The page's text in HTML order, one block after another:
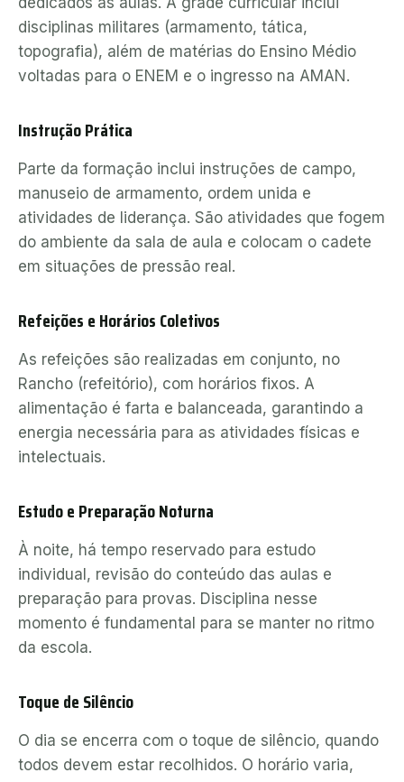
disciplinas militares (armamento, tática,
topografia), além de matérias do Ensino Médio
voltadas para o ENEM e o ingresso na AMAN.
Instrução Prática
Parte da formação inclui instruções de campo,
manuseio de armamento, ordem unida e
atividades de liderança. São atividades que fogem
do ambiente da sala de aula e colocam o cadete
em situações de pressão real.
Refeições e Horários Coletivos
As refeições são realizadas em conjunto, no
Rancho (refeitório), com horários fixos. A
alimentação é farta e balanceada, garantindo a
energia necessária para as atividades físicas e
intelectuais.
Estudo e Preparação Noturna
À noite, há tempo reservado para estudo
individual, revisão do conteúdo das aulas e
preparação para provas. Disciplina nesse
momento é fundamental para se manter no ritmo
da escola.
Toque de Silêncio
O dia se encerra com o toque de silêncio, quando
todos devem estar recolhidos. O horário varia,